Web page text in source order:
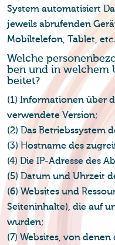
System automatisiert
jeweils abrufenden
Mobiltelefon, Tablet,
Wel­che
ben und in wel­chem
bei­tet?
(1) Informationen über
verwendete Version;
(2) Das Betriebssystem
(3) Hostname des
(4) Die IP-Adresse des
(5) Datum und Uhrzeit
(6) Websites und
Seiteninhalte), die auf
wurden;
(7) Websites, von